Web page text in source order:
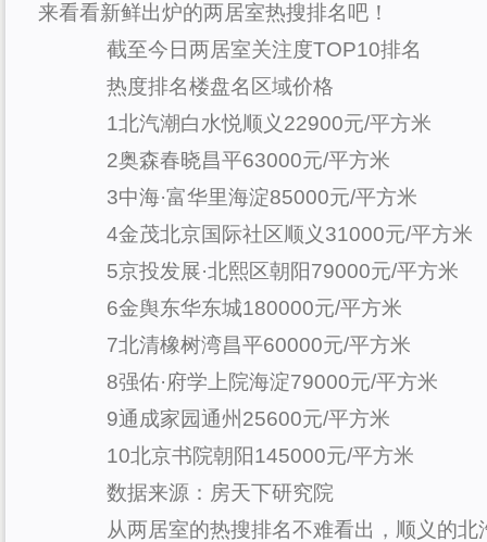
来看看新鲜出炉的两居室热搜排名吧！
截至今日两居室关注度TOP10排名
热度排名楼盘名区域价格
1北汽潮白水悦顺义22900元/平方米
2奥森春晓昌平63000元/平方米
3中海·富华里海淀85000元/平方米
4金茂北京国际社区顺义31000元/平方米
5京投发展·北熙区朝阳79000元/平方米
6金舆东华东城180000元/平方米
7北清橡树湾昌平60000元/平方米
8强佑·府学上院海淀79000元/平方米
9通成家园通州25600元/平方米
10北京书院朝阳145000元/平方米
数据来源：房天下研究院
从两居室的热搜排名不难看出，顺义的北